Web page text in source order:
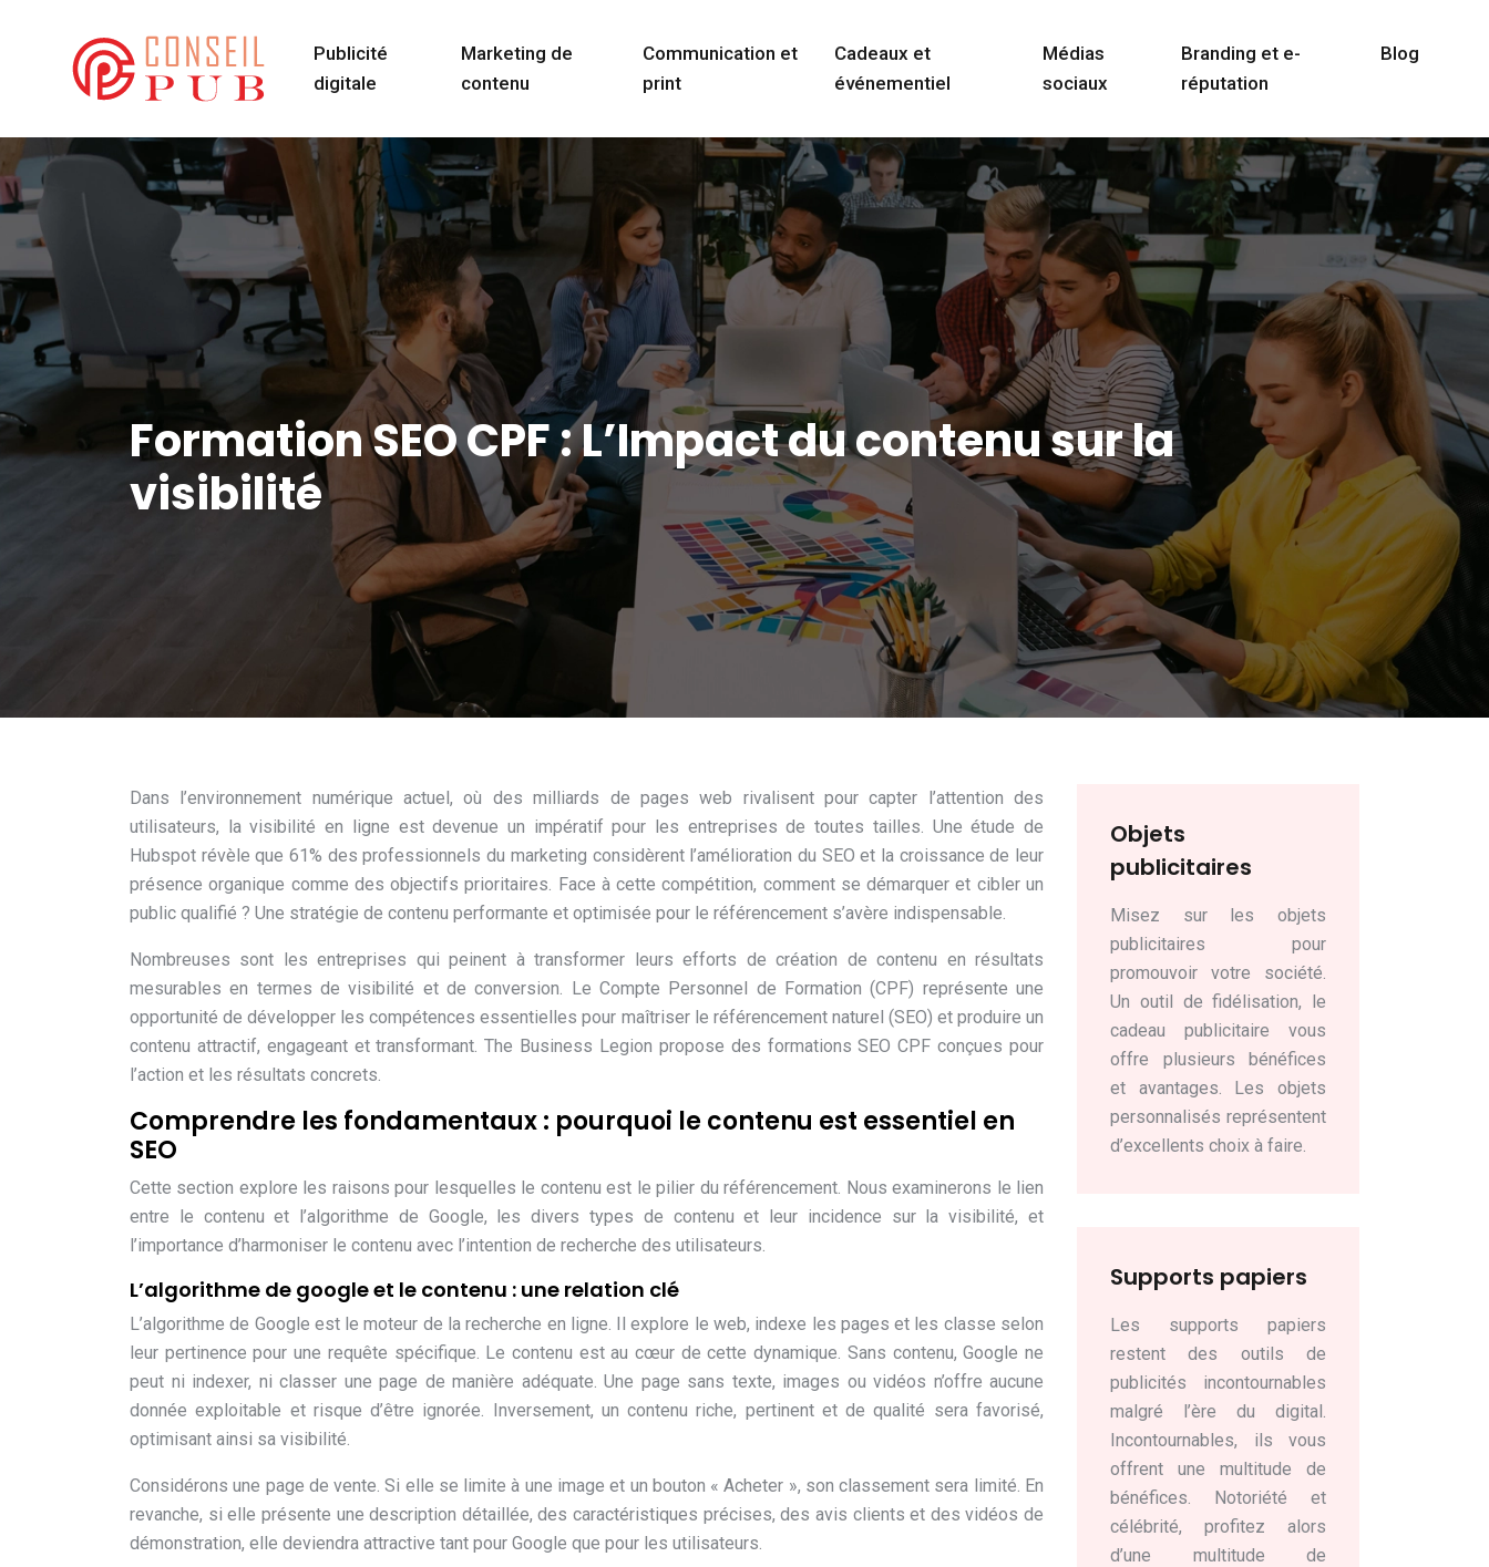
Publicité
digitale
Marketing de
contenu
Communication et
print
Cadeaux et
événementiel
Médias
sociaux
Branding et e-
réputation
Blog
Formation SEO CPF : L’Impact du contenu sur la
visibilité
Dans l’environnement numérique actuel, où des milliards de pages web rivalisent pour capter l’attention des
utilisateurs, la visibilité en ligne est devenue un impératif pour les entreprises de toutes tailles. Une étude de
Hubspot révèle que 61% des professionnels du marketing considèrent l’amélioration du SEO et la croissance de leur
présence organique comme des objectifs prioritaires. Face à cette compétition, comment se démarquer et cibler un
public qualifié ? Une stratégie de contenu performante et optimisée pour le référencement s’avère indispensable.
Nombreuses sont les entreprises qui peinent à transformer leurs efforts de création de contenu en résultats
mesurables en termes de visibilité et de conversion. Le Compte Personnel de Formation (CPF) représente une
opportunité de développer les compétences essentielles pour maîtriser le référencement naturel (SEO) et produire un
contenu attractif, engageant et transformant. The Business Legion propose des formations SEO CPF conçues pour
l’action et les résultats concrets.
Comprendre les fondamentaux : pourquoi le contenu est essentiel en
SEO
Cette section explore les raisons pour lesquelles le contenu est le pilier du référencement. Nous examinerons le lien
entre le contenu et l’algorithme de Google, les divers types de contenu et leur incidence sur la visibilité, et
l’importance d’harmoniser le contenu avec l’intention de recherche des utilisateurs.
L’algorithme de google et le contenu : une relation clé
L’algorithme de Google est le moteur de la recherche en ligne. Il explore le web, indexe les pages et les classe selon
leur pertinence pour une requête spécifique. Le contenu est au cœur de cette dynamique. Sans contenu, Google ne
peut ni indexer, ni classer une page de manière adéquate. Une page sans texte, images ou vidéos n’offre aucune
donnée exploitable et risque d’être ignorée. Inversement, un contenu riche, pertinent et de qualité sera favorisé,
optimisant ainsi sa visibilité.
Considérons une page de vente. Si elle se limite à une image et un bouton « Acheter », son classement sera limité. En
revanche, si elle présente une description détaillée, des caractéristiques précises, des avis clients et des vidéos de
démonstration, elle deviendra attractive tant pour Google que pour les utilisateurs.
Objets
publicitaires
Misez sur les objets
publicitaires pour
promouvoir votre société.
Un outil de fidélisation, le
cadeau publicitaire vous
offre plusieurs bénéfices
et avantages. Les objets
personnalisés représentent
d’excellents choix à faire.
Supports papiers
Les supports papiers
restent des outils de
publicités incontournables
malgré l’ère du digital.
Incontournables, ils vous
offrent une multitude de
bénéfices. Notoriété et
célébrité, profitez alors
d’une multitude de